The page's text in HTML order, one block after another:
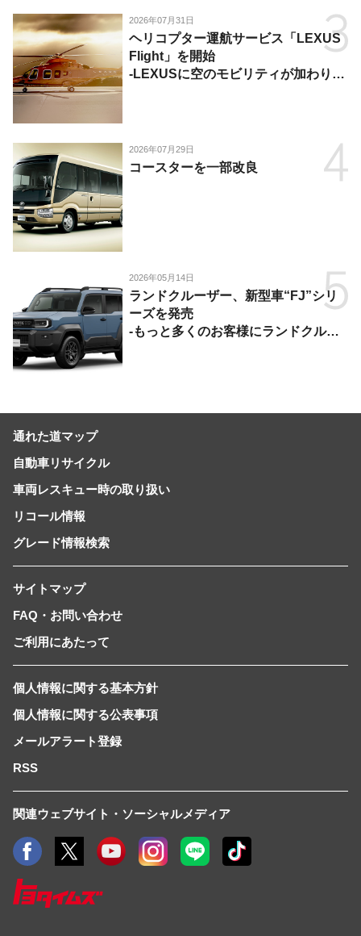
2026年07月31日
ヘリコプター運航サービス「LEXUS
Flight」を開始
-LEXUSに空のモビリティが加わり、
2026年07月29日
コースターを一部改良
2026年05月14日
ランドクルーザー、新型車“FJ”シリ
ーズを発売
-もっと多くのお客様にランドクルー
通れた道マップ
自動車リサイクル
車両レスキュー時の取り扱い
リコール情報
グレード情報検索
サイトマップ
FAQ・お問い合わせ
ご利用にあたって
個人情報に関する基本方針
個人情報に関する公表事項
メールアラート登録
RSS
関連ウェブサイト・ソーシャルメディア